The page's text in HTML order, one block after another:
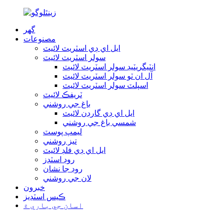
گھر
مصنوعات
ايل اي ڊي اسٽريٽ لائيٽ
سولر اسٽريٽ لائيٽ
انٽيگريٽيڊ سولر اسٽريٽ لائيٽ
آل ان ٽو سولر اسٽريٽ لائيٽ
اسپلٽ سولر اسٽريٽ لائيٽ
ٽريفڪ لائيٽ
باغ جي روشني
ايل اي ڊي گارڊن لائيٽ
شمسي باغ جي روشني
ليمپ پوسٽ
تيز روشني
ايل اي ڊي فلڊ لائيٽ
روڊ اسٽڊز
روڊ جا نشان
لان جي روشني
خبرون
ڪيس اسٽڊيز
اسان جي باري ۾